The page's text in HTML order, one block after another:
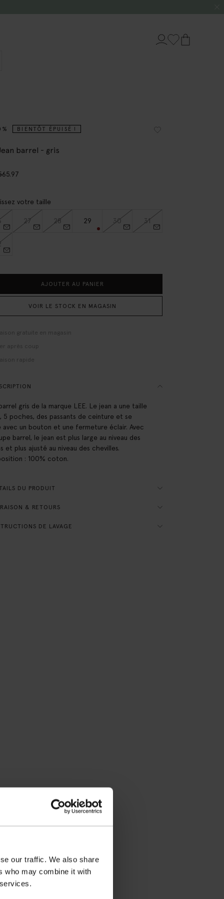
our traffic. We also share
who may combine it with
BIENTÔT ÉPUISÉ !
barrel - gris
65.97
votre taille
27 28 29 30 31
AJOUTER AU PANIER
VOIR LE STOCK EN MAGASIN
gratuite en magasin
après coup
rapide
gris de la marque LEE. Le jean a une taille
5 poches, des passants de ceinture et se
avec un bouton et une fermeture éclair. Avec
barrel, le jean est plus large au niveau des
et plus ajusté au niveau des chevilles.
: 100% coton.
DU PRODUIT
& RETOURS
DE LAVAGE